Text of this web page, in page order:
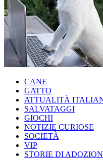
CANE
GATTO
ATTUALITÀ
SALVATAGGI
GIOCHI
NOTIZIE CURIOSE
SOCIETÀ
VIP
STORIE DI